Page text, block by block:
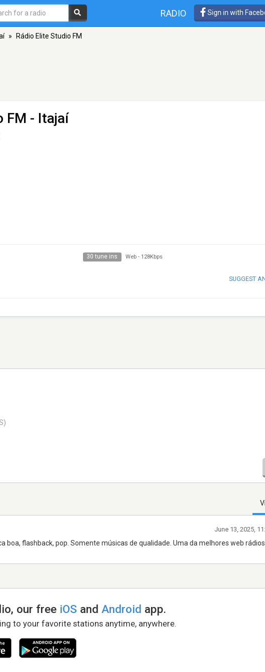
RADIO Sign in with
» Rádio Elite Studio FM
FM - Itajaí
30 tune ins Web - 128Kbps
SUGGEST
boa, flashback, pop. Somente músicas de qualidade. Uma da melhores web rádios.
June 13, 2025,
our free iOS andAndroid app.
to your favorite stations anytime, anywhere.